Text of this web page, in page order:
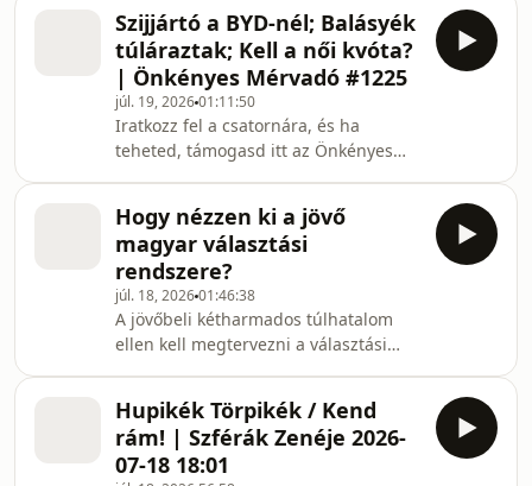
iratkozz fel
meg egymással, mi pedig hozzuk a jól
megszokott felvezető műsor +
watchparty kombinációnkat!A meccset
Somos Zolival, Dé:Nash-el, Gegével, és
Lil Frakk-kal nézzük!A műsor
házigazdája: Kiss Benedek
Szijjártó a BYD-nél; Balásyék
túláraztak; Kell a női kvóta?
| Önkényes Mérvadó #1225
júl. 19, 202601:11:50
Iratkozz fel a csatornára, és ha
teheted, támogasd itt az Önkényes
Mérvadót:https://www.donably.com/
állás00:48:16 Balásy cégei
túláraznak00:56:06 Kell a női kvóta?
Műsorvezetők: Horváth Oszkár, Csízi
Ági, Magyar DávidSzerkesztő: Rónyai
JúliaFelvétel: 2026.07.17.YouTube:
https://www.youtube.com/
https://www.facebook.com/onk
Hogy nézzen ki a jövő
magyar választási
rendszere?
júl. 18, 202601:46:38
A jövőbeli kétharmados túlhatalom
ellen kell megtervezni a választási
instabilitáshoz vezet? Szükség van-e
egyéni választókerületekre a területi
érdekek országgyűlési
Hupikék Törpikék / Kend
rám! | Szférák Zenéje 2026-
07-18 18:01